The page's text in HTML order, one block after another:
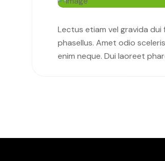
Lectus etiam vel gravida
phasellus. Amet odio
enim neque. Dui laoreet